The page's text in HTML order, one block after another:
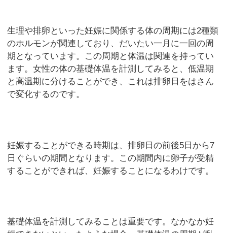
生理や排卵といった妊娠に関係する体の周期には2種類
のホルモンが関連しており、だいたい一月に一回の周
期となっています。この周期と体温は関連を持ってい
ます。女性の体の基礎体温を計測してみると、低温期
と高温期に分けることができ、これは排卵日をはさん
で変化するのです。
妊娠することができる時期は、排卵日の前後5日から7
日ぐらいの期間となります。この期間内に卵子が受精
することができれば、妊娠することになるわけです。
基礎体温を計測してみることは重要です。なかなか妊